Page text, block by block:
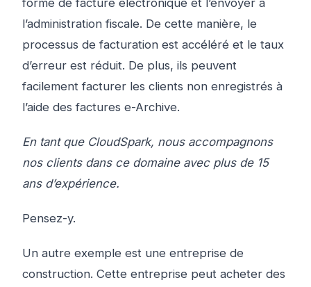
forme de facture électronique et l’envoyer à
l’administration fiscale. De cette manière, le
processus de facturation est accéléré et le taux
d’erreur est réduit. De plus, ils peuvent
facilement facturer les clients non enregistrés à
l’aide des factures e-Archive.
En tant que CloudSpark, nous accompagnons
nos clients dans ce domaine avec plus de 15
ans d’expérience.
Pensez-y.
Un autre exemple est une entreprise de
construction. Cette entreprise peut acheter des